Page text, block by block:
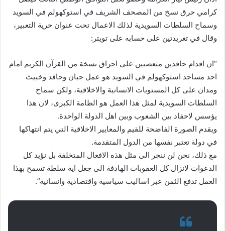
كرامي حرق نسخ من المصحف الشريف في استوكهولم في السويد
وسماح السلطات السويدية لذلك الاعمال تحت عنوان حرية التعبير،
وقال في تغريدتين على حسابه على تويتر:
“ان اقدام حاقدين متعصبين على احراق نسخة من القرآن الكريم امام
احد مساجد استوكهولم في السويد هو عمل جبان وحاقد وخبيث
ومدان على كل المستويات الانسانية والاخلاقية، ولكن سماح
السلطات السويدية لمثل هذا العمل هو الطامة الكبرى، لان هذا
يؤسس لاحقاد بين الشعوب وبين اهل الدولة الواحدة.
ويقدم الصورة الفاضحة للقيم والمعايير الاخلاقية التي يتم انتهاكها
في دولة تعتبر نفسها من الدول المتقدمة.
مع ذلك، نحن لن ننجر الى مثل هذه الافعال المتخلفة بل نؤيد كل
الدعوات لانزال كل العقوبات الهادفة الى جعل اية سلطة تسمح بهذا
العمل تدفع الثمن عبر اساليب سياسية واقتصادية وانسانية”.